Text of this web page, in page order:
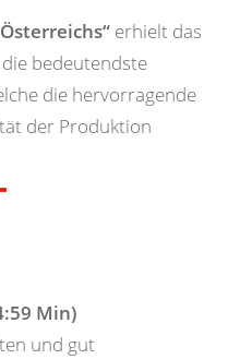
erhielt das
die bedeutendste
die hervorragende
der Produktion
Min)
und gut